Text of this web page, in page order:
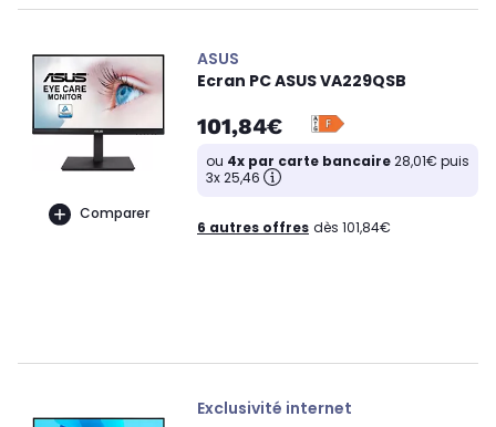
Comparer
ASUS
Ecran PC ASUS VA229QSB
101,84€
ou 4x par carte bancaire28,01€ puis
3x 25,46
6 autres offres dès 101,84€
Exclusivité internet